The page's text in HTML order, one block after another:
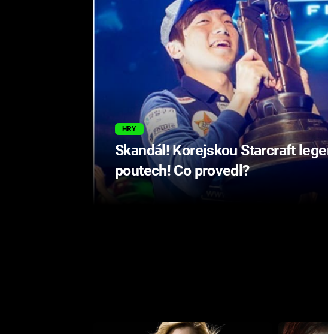
HRY
Skandál! Korejskou Starcraft
poutech! Co provedl?